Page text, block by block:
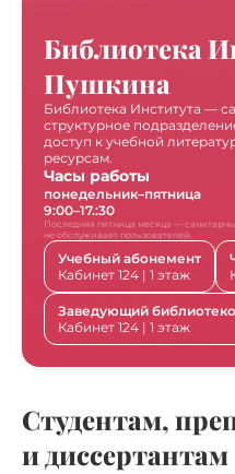
Библиотека
Пушкина
Библиотека Института —
структурное
доступ к учебной
ресурсам.
Часы работы
понедельник–пятница
9:00–17.:30
Последняя пятница месяца —
не обслуживает пользователей.
Учебный абонемент
Кабинет 124 | 1 этаж
Заведующий
Кабинет 124 | 1 этаж
Студентам,
и диссертантам